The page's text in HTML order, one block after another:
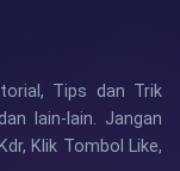
Tips dan Trik
lain-lain. Jangan
Klik Tombol Like,